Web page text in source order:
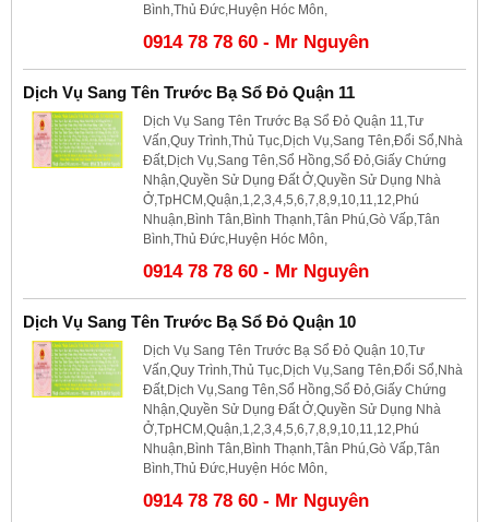
Bình,Thủ Đức,Huyện Hóc Môn,
0914 78 78 60 - Mr Nguyên
Dịch Vụ Sang Tên Trước Bạ Sổ Đỏ Quận 11
Dịch Vụ Sang Tên Trước Bạ Sổ Đỏ Quận 11,Tư
Vấn,Quy Trình,Thủ Tục,Dịch Vụ,Sang Tên,Đổi Sổ,Nhà
Đất,Dịch Vụ,Sang Tên,Sổ Hồng,Sổ Đỏ,Giấy Chứng
Nhận,Quyền Sử Dụng Đất Ở,Quyền Sử Dụng Nhà
Ở,TpHCM,Quận,1,2,3,4,5,6,7,8,9,10,11,12,Phú
Nhuận,Bình Tân,Bình Thạnh,Tân Phú,Gò Vấp,Tân
Bình,Thủ Đức,Huyện Hóc Môn,
0914 78 78 60 - Mr Nguyên
Dịch Vụ Sang Tên Trước Bạ Sổ Đỏ Quận 10
Dịch Vụ Sang Tên Trước Bạ Sổ Đỏ Quận 10,Tư
Vấn,Quy Trình,Thủ Tục,Dịch Vụ,Sang Tên,Đổi Sổ,Nhà
Đất,Dịch Vụ,Sang Tên,Sổ Hồng,Sổ Đỏ,Giấy Chứng
Nhận,Quyền Sử Dụng Đất Ở,Quyền Sử Dụng Nhà
Ở,TpHCM,Quận,1,2,3,4,5,6,7,8,9,10,11,12,Phú
Nhuận,Bình Tân,Bình Thạnh,Tân Phú,Gò Vấp,Tân
Bình,Thủ Đức,Huyện Hóc Môn,
0914 78 78 60 - Mr Nguyên